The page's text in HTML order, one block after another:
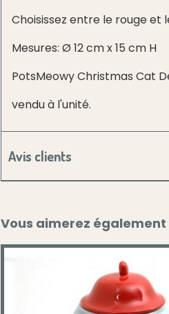
Choisissez entre le rouge et
Mesures: Ø 12 cm x 15 cm H
PotsMeowy Christmas Cat
vendu à l'unité.
Avis clients
Vous aimerez également